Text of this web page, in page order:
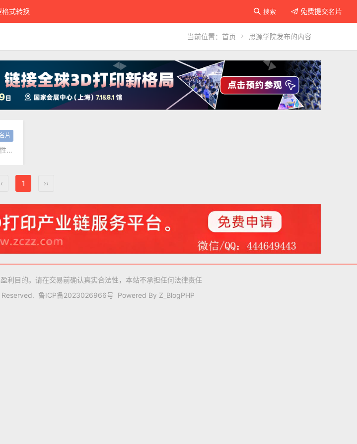
 免费提交名片
 搜索
格式转换
当前位置： 首页  思源学院发布的内容
片
本专业紧密围绕国家先进装备制造业，特别是航空航天、智能制造等领域对复杂结构高性能精密成形技术的迫切需求，旨在培养德智体美劳全面发展，具备高度社会责任感、扎实理论基础、过硬专业技能、国际化视野、创新精神和实践能力的高级应用型技术人才。毕业生能够运用材料增材制造工艺设计和结构设计方法解决复杂工程问题，胜任产品设计与制造、技术开发与服务、工程技术研究及生产组织管理等工作，也可继续在机械工程、材料科学与工程等相关学科深造。
1 ››
利目的。请在交易前确认真实合法性，本站不承担任何法律责任
鲁ICP备2023026966号 Powered By Z_BlogPHP